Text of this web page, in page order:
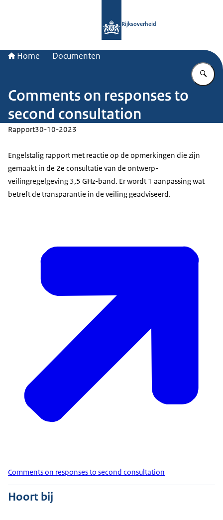
Rijksoverheid
Home Documenten
Comments on responses to
second consultation
Rapport30-10-2023
Engelstalig rapport met reactie op de opmerkingen die zijn
gemaakt in de 2e consultatie van de ontwerp-
veilingregelgeving 3,5 GHz-band. Er wordt 1 aanpassing wat
betreft de transparantie in de veiling geadviseerd.
Comments on responses to second consultation
Hoort bij